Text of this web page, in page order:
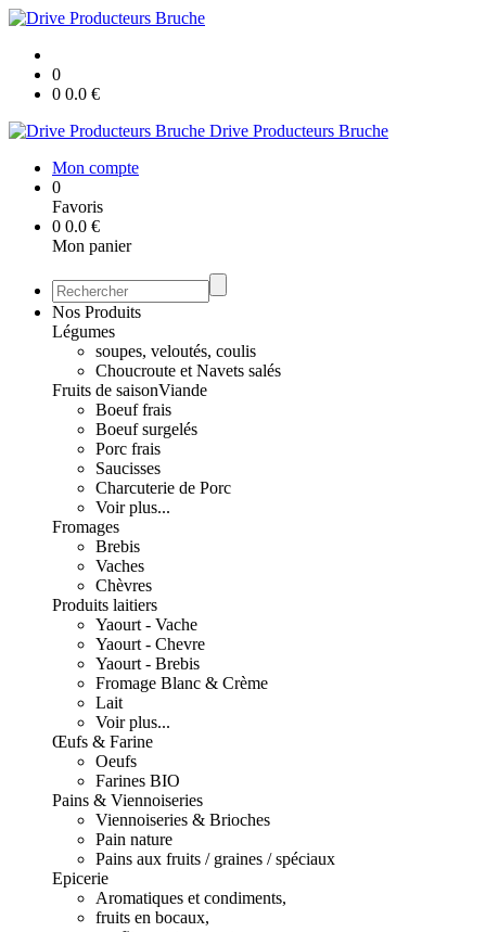
0
0 0.0 €
Drive Producteurs Bruche
Mon compte
0
Favoris
0 0.0 €
Mon panier
Nos Produits
Légumes
soupes, veloutés, coulis
Choucroute et Navets salés
Fruits de saisonViande
Boeuf frais
Boeuf surgelés
Porc frais
Saucisses
Charcuterie de Porc
Voir plus...
Fromages
Brebis
Vaches
Chèvres
Produits laitiers
Yaourt - Vache
Yaourt - Chevre
Yaourt - Brebis
Fromage Blanc & Crème
Lait
Voir plus...
Œufs & Farine
Oeufs
Farines BIO
Pains & Viennoiseries
Viennoiseries & Brioches
Pain nature
Pains aux fruits / graines / spéciaux
Epicerie
Aromatiques et condiments,
fruits en bocaux,